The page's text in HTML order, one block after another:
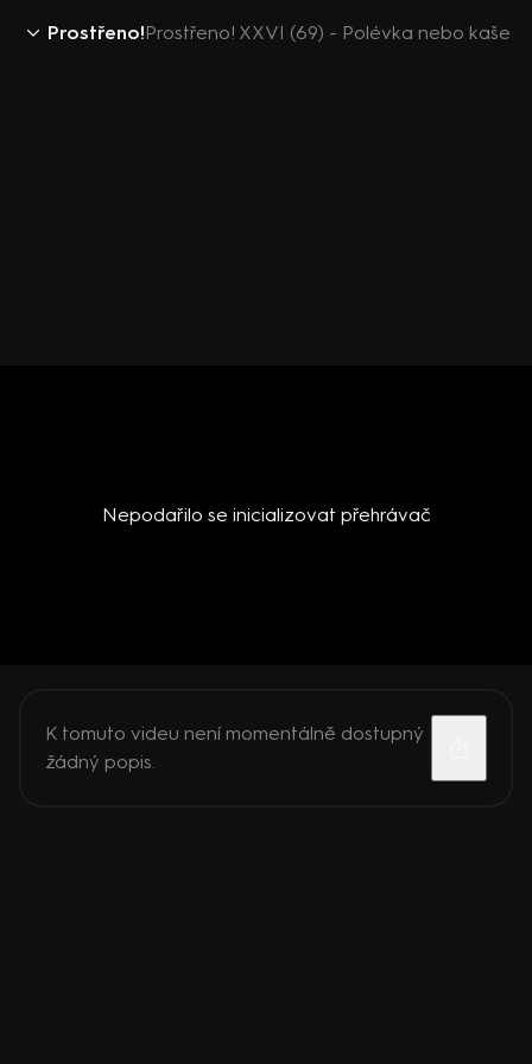
Prostřeno!Prostřeno! XXVI (69) - Polévka nebo kaše
Nepodařilo se inicializovat přehrávač
K tomuto videu není momentálně dostupný
žádný popis.